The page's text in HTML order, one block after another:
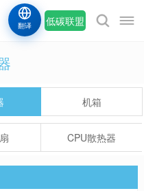
低碳联盟
翻译
机箱
CPU散热器